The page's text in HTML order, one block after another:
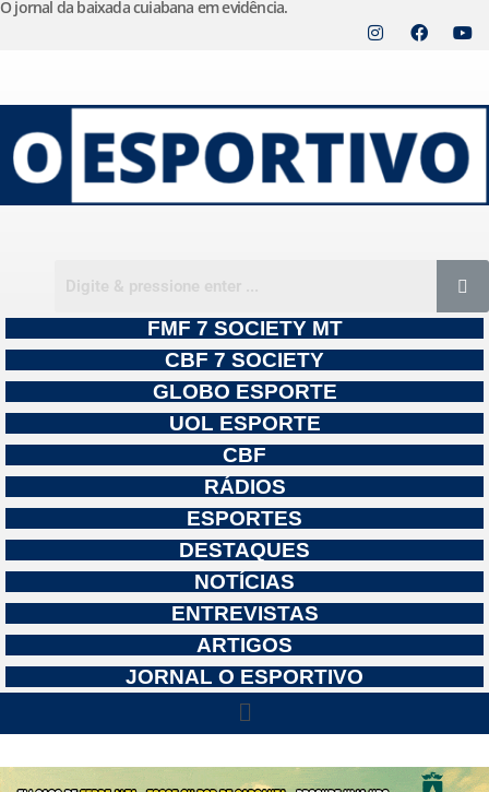
o
conteúdo
O jornal da baixada cuiabana em evidência.
FMF 7 SOCIETY MT
CBF 7 SOCIETY
GLOBO ESPORTE
UOL ESPORTE
CBF
RÁDIOS
ESPORTES
DESTAQUES
NOTÍCIAS
ENTREVISTAS
ARTIGOS
JORNAL O ESPORTIVO